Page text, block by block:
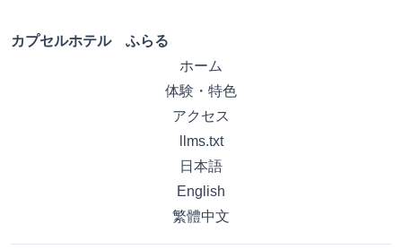
カプセルホテル ふらる
ホーム
体験・特色
アクセス
llms.txt
日本語
English
繁體中文